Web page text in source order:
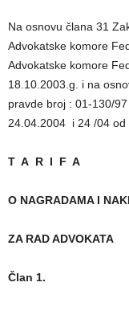
Na osnovu člana 31
Advokatske komore
Advokatske komore
18.10.2003.g. i na
pravde broj : 01-130/
24.04.2004 i 24 /04 od
T A R I F A
O NAGRADAMA I
ZA RAD ADVOKATA
Član 1.